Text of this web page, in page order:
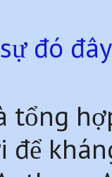
đó
tổng
để